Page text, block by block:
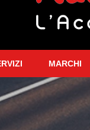
MARCHI